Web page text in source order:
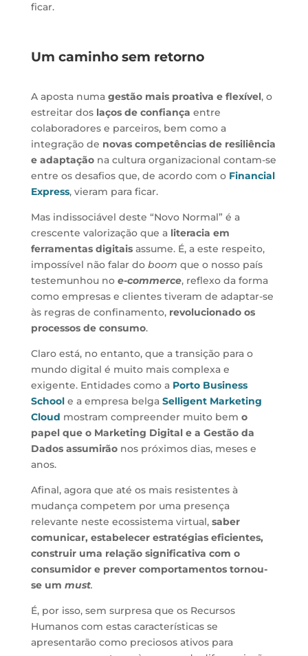
ficar.
Um caminho sem retorno
A aposta numa gestão mais proativa e flexível, o
estreitar dos laços de confiança entre
colaboradores e parceiros, bem como a
integração de novas competências de resiliência
e adaptaçãona cultura organizacional contam-se
entre os desafios que, de acordo com o Financial
Express, vieram para ficar.
Mas indissociável deste “Novo Normal” é a
crescente valorização que a literacia em
ferramentas digitaisassume. É, a este respeito,
impossível não falar do boom que o nosso país
testemunhou no e-commerce, reflexo da forma
como empresas e clientes tiveram de adaptar-se
às regras de confinamento, revolucionado os
processos de consumo.
Claro está, no entanto, que a transição para o
mundo digital é muito mais complexa e
exigente. Entidades como a Porto Business
Schoole a empresa belga Selligent Marketing
Cloud mostram compreender muito bem o
papel que o Marketing Digital e a Gestão da
Dados assumirãonos próximos dias, meses e
anos.
Afinal, agora que até os mais resistentes à
mudança competem por uma presença
relevante neste ecossistema virtual, saber
comunicar, estabelecer estratégias eficientes,
construir uma relação significativa com o
consumidor e prever comportamentos tornou-
se um must.
É, por isso, sem surpresa que os Recursos
Humanos com estas características se
apresentarão como preciosos ativos para